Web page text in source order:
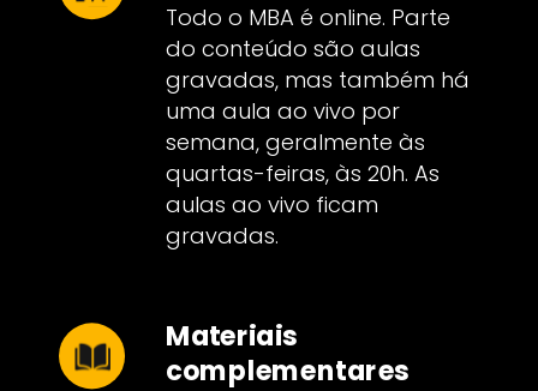
Materiais
complementares
Todo o MBA é online. Parte
do conteúdo são aulas
gravadas, mas também há
uma aula ao vivo por
semana, geralmente às
quartas-feiras, às 20h. As
aulas ao vivo ficam
gravadas.